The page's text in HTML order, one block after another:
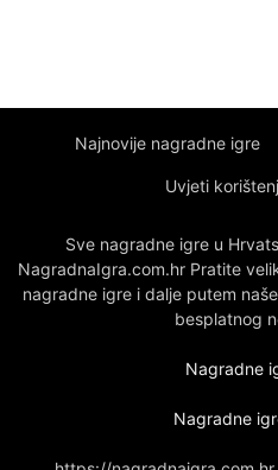
Najnovije nagradne igre
Uvjeti
Sve nagradne igre u
NagradnaIgra.com.hr Pratite
nagradne igre i dalje putem
besplatnog
Nagradne
Nagradne